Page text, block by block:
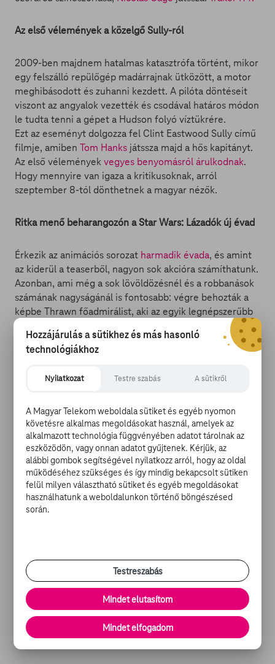
Az első vélemények a közelgő Sully-ról
2009-ben majdnem hatalmas katasztrófa történt, mikor
egy felszálló repülőgép madárrajnak ütközött, a motor
meghibásodott és zuhanni kezdett. A pilóta döntéseit
viszont az angyalok vezették és csodával határos módon
le tudta tenni a gépet a Hudson folyó víztükrére.
Ezt az eseményt dolgozza fel Clint Eastwood Sully című
filmje, amiben Tom Hanks játssza majd a hős kapitányt.
Az első véleményekvegyes benyomásról árulkodnak.
Hogy mennyire van igaza a kritikusoknak, arról
szeptember 8-tól dönthetnek a magyar nézők.
Ritka menő beharangozón a Star Wars: Lázadók új évad
Érkezik az animációs sorozat harmadik évada, és amint
az kiderül a teaserből, nagyon sok akcióra számíthatunk.
Azonban, ami még a sok lövöldözésnél és a robbanások
számának nagyságánál is fontosabb: végre behozták a
képbe Thrawn főadmirálist, aki az egyik legnépszerűbb
karakter a kiterjesztett univerzum karakterei közül. Na,
meg itt lesz nekünk Darth Maul is! Ezek után már
mindenképpen érdemes várni szeptember 24-ét,
98 fényképen az atlantai Dragon Con
Az egyesült államokbeli Georgia államban
megrendetezz Dragon Con idén is színvonalasra
sikerült. Az esemény mindig összehozza a legjobbakat:
színészeket, jelmezes rajongókat, filmeket és egyéb
Carlos Valdes (Flash) és Rose McIver (iZombie).
A mozgalmas összejövetelről itt láthatsz további
képeket
A Szellemlovas is csatlakozik a Marvel ügynökeihez
Hozzájárulás a sütikhez és más hasonló
technológiákhoz
Nyilatkozat Testre szabás A sütikről
A Magyar Telekom weboldala sütiket és egyéb nyomon
követésre alkalmas megoldásokat használ, amelyek az
alkalmazott technológia függvényében adatot tárolnak az
eszközödön, vagy onnan adatot gyűjtenek. Kérjük, az
alábbi gombok segítségével nyilatkozz arról, hogy az oldal
működéséhez szükséges és így mindig bekapcsolt sütiken
felül milyen választható sütiket és egyéb megoldásokat
használhatunk a weboldalunkon történő böngészésed
során.
Testreszabás
Mindet elutasítom
Mindet elfogadom